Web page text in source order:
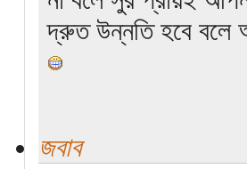
দ্রুত উন্নতি হবে বলে
জবাব